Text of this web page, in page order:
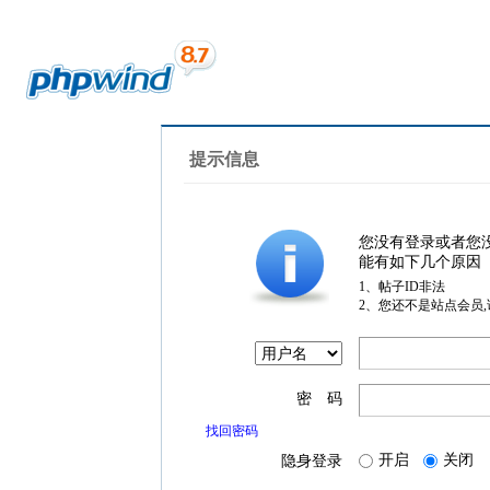
提示信息
您没有登录或者您
能有如下几个原因
1、帖子ID非法
2、您还不是站点会员
密 码
找回密码
隐身登录 开启 关闭